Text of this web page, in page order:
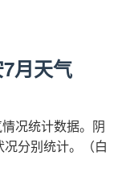
月天气
况统计数据。阴
分别统计。（白